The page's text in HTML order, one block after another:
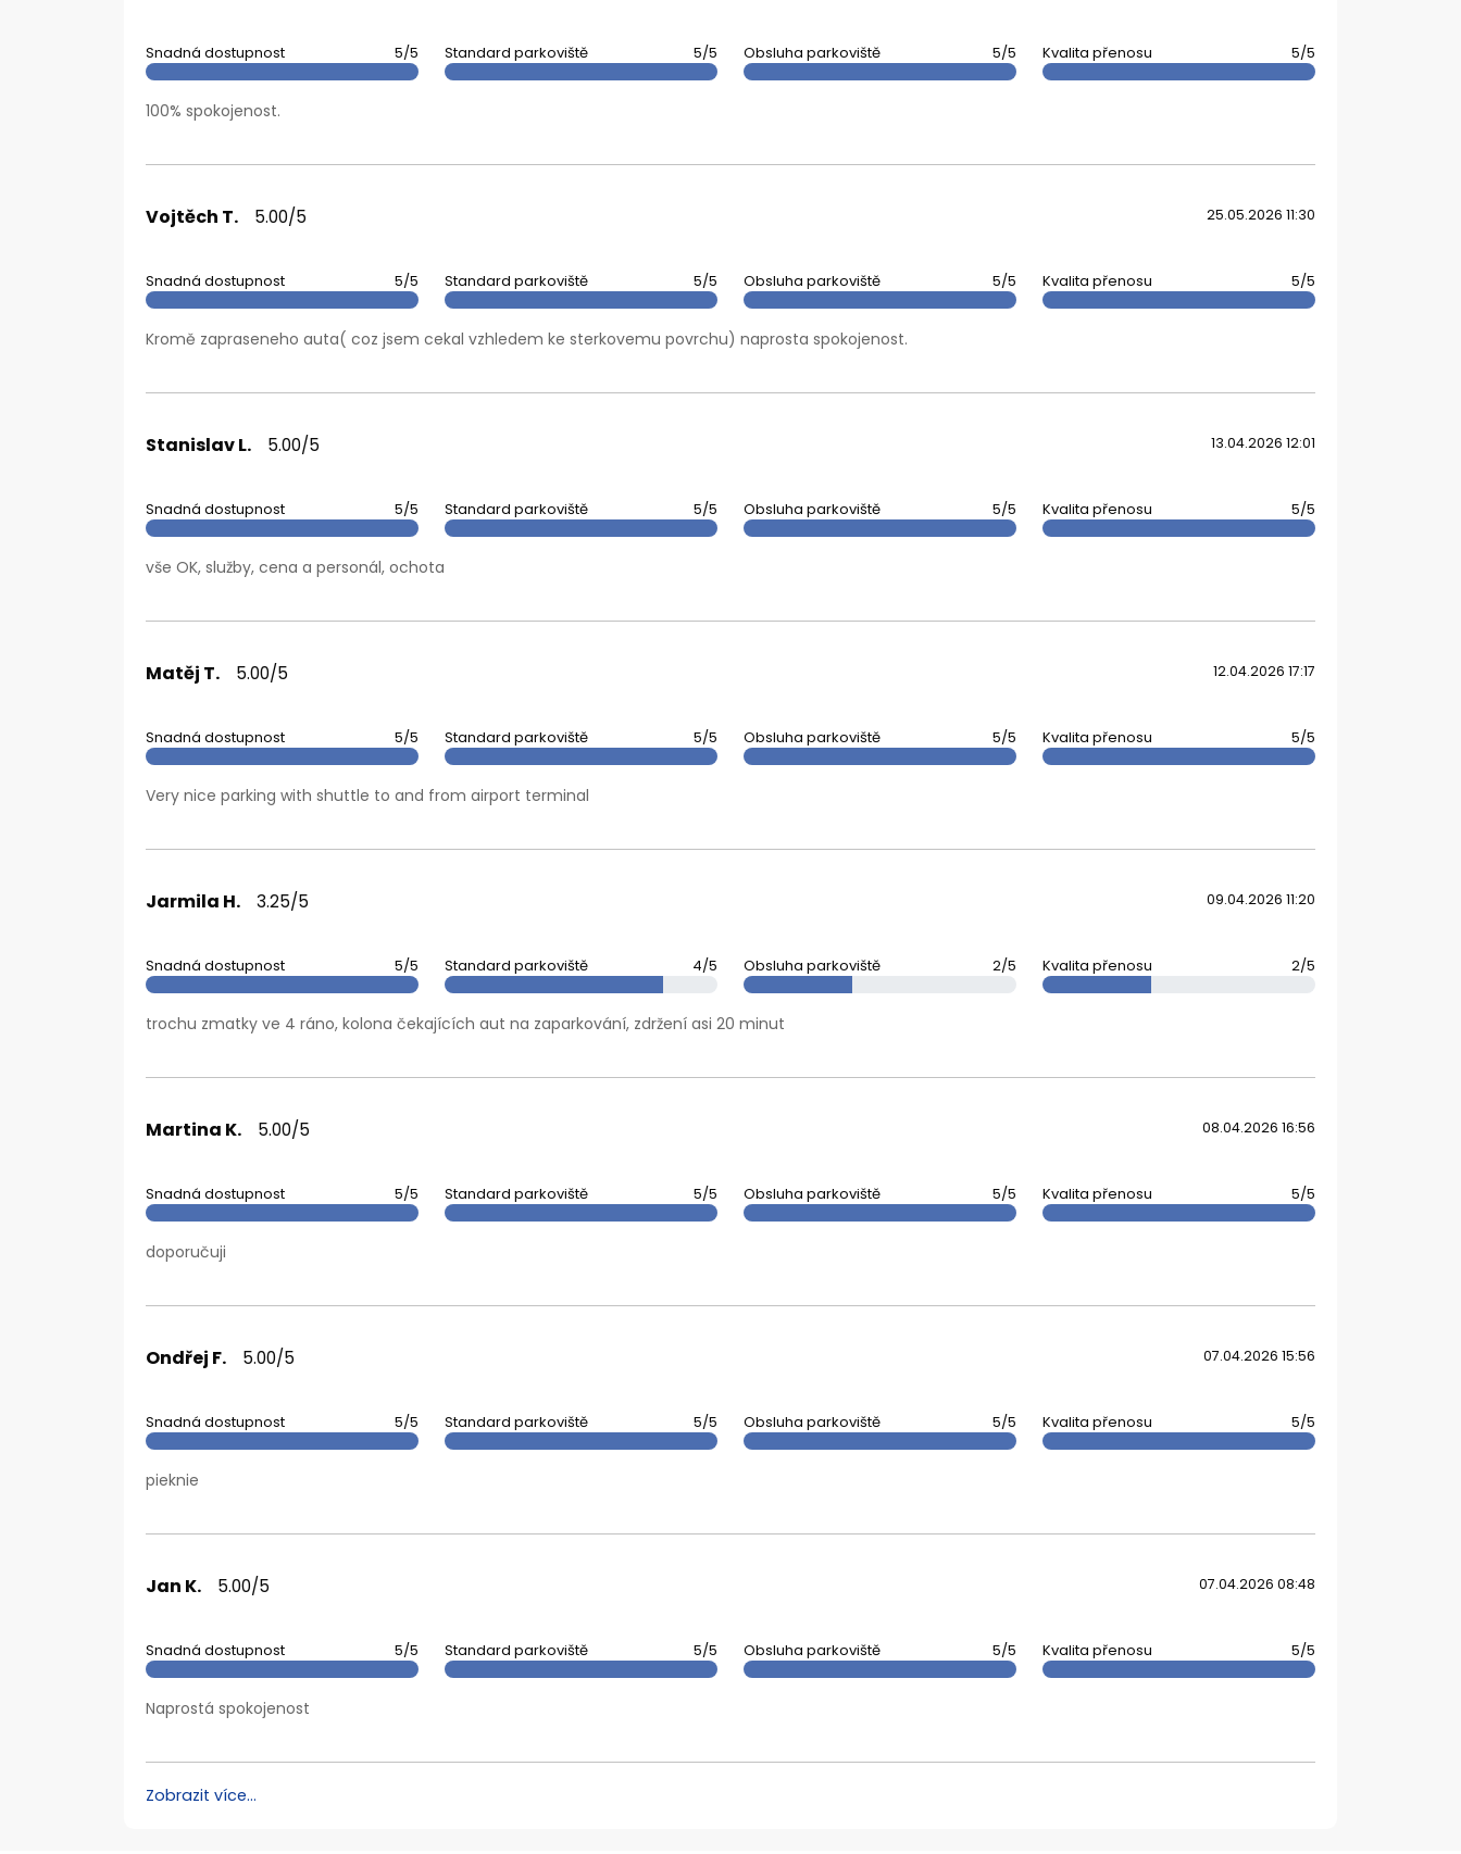
Snadná dostupnost 5/5 Standard parkoviště 5/5 Obsluha parkoviště 5/5 Kvalita přenosu 5/5
100% spokojenost.
Vojtěch T. 5.00/5 25.05.2026 11:30
Snadná dostupnost 5/5 Standard parkoviště 5/5 Obsluha parkoviště 5/5 Kvalita přenosu 5/5
Kromě zapraseneho auta( coz jsem cekal vzhledem ke sterkovemu povrchu) naprosta spokojenost.
Stanislav L. 5.00/5 13.04.2026 12:01
Snadná dostupnost 5/5 Standard parkoviště 5/5 Obsluha parkoviště 5/5 Kvalita přenosu 5/5
vše OK, služby, cena a personál, ochota
Matěj T. 5.00/5 12.04.2026 17:17
Snadná dostupnost 5/5 Standard parkoviště 5/5 Obsluha parkoviště 5/5 Kvalita přenosu 5/5
Very nice parking with shuttle to and from airport terminal
Jarmila H. 3.25/5 09.04.2026 11:20
Snadná dostupnost 5/5 Standard parkoviště 4/5 Obsluha parkoviště 2/5 Kvalita přenosu 2/5
trochu zmatky ve 4 ráno, kolona čekajících aut na zaparkování, zdržení asi 20 minut
Martina K. 5.00/5 08.04.2026 16:56
Snadná dostupnost 5/5 Standard parkoviště 5/5 Obsluha parkoviště 5/5 Kvalita přenosu 5/5
doporučuji
Ondřej F. 5.00/5 07.04.2026 15:56
Snadná dostupnost 5/5 Standard parkoviště 5/5 Obsluha parkoviště 5/5 Kvalita přenosu 5/5
pieknie
Jan K. 5.00/5 07.04.2026 08:48
Snadná dostupnost 5/5 Standard parkoviště 5/5 Obsluha parkoviště 5/5 Kvalita přenosu 5/5
Naprostá spokojenost
Zobrazit více...